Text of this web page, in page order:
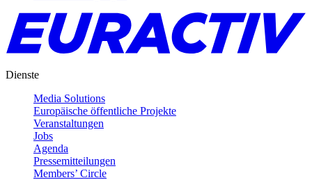
Dienste
Media Solutions
Europäische öffentliche Projekte
Veranstaltungen
Jobs
Agenda
Pressemitteilungen
Members’ Circle